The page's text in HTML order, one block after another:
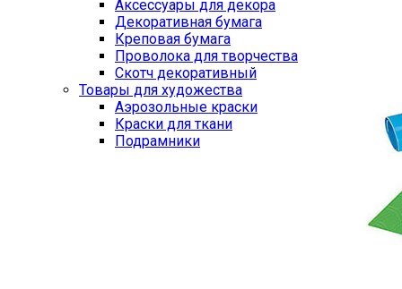
Аксессуары для декора
Декоративная бумага
Креповая бумага
Проволока для творчества
Скотч декоративный
Товары для художества
Аэрозольные краски
Краски для ткани
Подрамники